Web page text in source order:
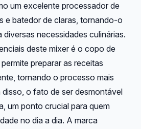
um excelente processador de
e batedor de claras, tornando-o
diversas necessidades culinárias.
deste mixer é o copo de
preparar as receitas
tornando o processo mais
o fato de ser desmontável
um ponto crucial para quem
no dia a dia. A marca